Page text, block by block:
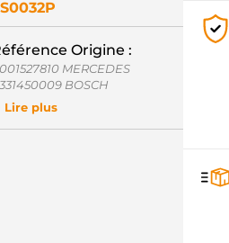
Origine :
MERCEDES
BOSCH
BOMAG
POWERMAX
INTERNATIONAL
Lire plus